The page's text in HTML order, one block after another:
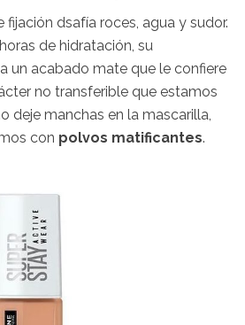
fijación dsafía roces, agua y sudor.
de hidratación, su
un acabado mate que le confiere
no transferible que estamos
deje manchas en la mascarilla,
con polvos matificantes.